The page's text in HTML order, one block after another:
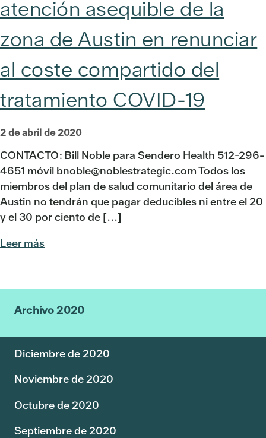
atención asequible de la
zona de Austin en renunciar
al coste compartido del
tratamiento COVID-19
2 de abril de 2020
CONTACTO: Bill Noble para Sendero Health 512-296-
4651 móvil bnoble@noblestrategic.com Todos los
miembros del plan de salud comunitario del área de
Austin no tendrán que pagar deducibles ni entre el 20
y el 30 por ciento de [...]
Leer más
Archivo 2020
Diciembre de 2020
Noviembre de 2020
Octubre de 2020
Septiembre de 2020